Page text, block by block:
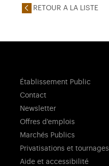
RETOUR A LA LISTE
Établissement Public
Contact
Newsletter
Offres d'emplois
Marchés Publics
Privatisations et tournages
Aide et accessibilité